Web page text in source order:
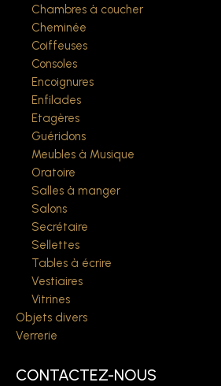
Chambres à coucher
Cheminée
Coiffeuses
Consoles
Encoignures
Enfilades
Etagères
Guéridons
Meubles à Musique
Oratoire
Salles à manger
Salons
Secrétaire
Sellettes
Tables à écrire
Vestiaires
Vitrines
Objets divers
Verrerie
CONTACTEZ-NOUS